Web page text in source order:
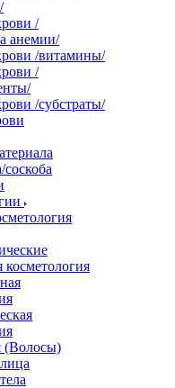
/
анемии/
/витамины/
/
/субстраты/
соскоба
косметология
(Волосы)